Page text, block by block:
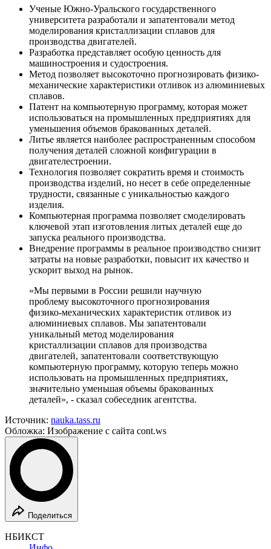
Ученые Южно-Уральского государственного
университета разработали и запатентовали метод
моделирования кристаллизации сплавов для
производства двигателей.
Разработка представляет особую ценность для
машиностроения и судостроения.
Метод позволяет высокоточно прогнозировать физико-
механические характеристики отливок из алюминиевых
сплавов.
Патент на компьютерную программу, которая может
использоваться на промышленных предприятиях для
уменьшения объемов бракованных деталей.
Литье является наиболее распространенным способом
получения деталей сложной конфигурации в
двигателестроении.
Технология позволяет сократить время и стоимость
производства изделий, но несет в себе определенные
трудности, связанные с уникальностью каждого
изделия.
Компьютерная программа позволяет смоделировать
ключевой этап изготовления литых деталей еще до
запуска реального производства.
Внедрение программы в реальное производство снизит
затраты на новые разработки, повысит их качество и
ускорит выход на рынок.
«Мы первыми в России решили научную
проблему высокоточного прогнозирования
физико-механических характеристик отливок из
алюминиевых сплавов. Мы запатентовали
уникальный метод моделирования
кристаллизации сплавов для производства
двигателей, запатентовали соответствующую
компьютерную программу, которую теперь можно
использовать на промышленных предприятиях,
значительно уменьшая объемы бракованных
деталей», - сказал собеседник агентства.
Источник: nauka.tass.ru
Обложка: Изображение с сайта cont.ws
Поделиться
НБИКСТ